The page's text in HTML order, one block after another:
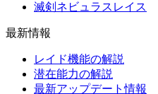
滅剣ネビュラスレイス
最新情報
レイド機能の解説
潜在能力の解説
最新アップデート情報